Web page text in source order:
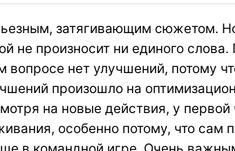
затягивающим сюжетом.
не произносит ни единого
вопросе нет улучшений, потому
произошло на
на новые действия, у
особенно потому, что сам